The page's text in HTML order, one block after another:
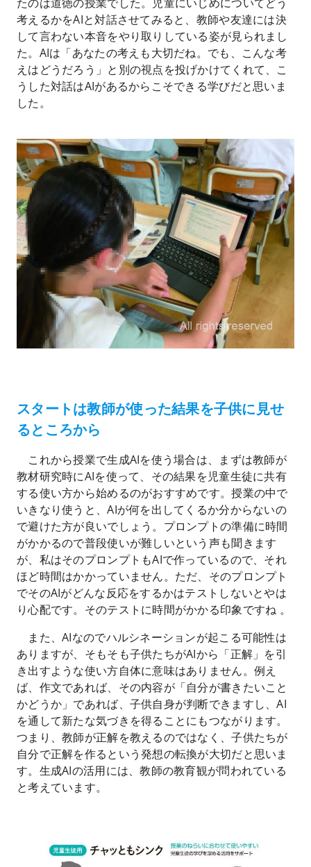
考えるかをAIと対話させてみると、教師や友達には決
して言わない本音をやり取りしている姿が見られまし
た。AIは「あなたの考えも大切だね。でも、こんな考
えはどうだろう」と別の視点を投げかけてくれて、こ
うした対話はAIがあるからこそできる学びだと思いま
した。
スタートは教師が使った結果を子供に見せ
るところから
これから授業で生成AIを使う場合は、まずは教師が
教材研究時にAIを使って、その結果を児童生徒に共有
する使い方から始めるのがおすすめです。授業の中で
いきなり使うと、AIが何を出してくるか分からないの
で避けた方が良いでしょう。プロンプトの準備に時間
がかかるので普段使いが難しいという声も聞きます
が、私はそのプロンプトもAIで作っているので、それ
ほど時間はかかっていません。ただ、そのプロンプト
でそのAIがどんな反応をするかはテストしないとやは
り心配です。そのテストに時間がかかる印象ですね 。
また、AIなのでハルシネーションが起こる可能性は
ありますが、そもそも子供たちがAIから「正解」を引
き出すような使い方自体に意味はありません。例え
ば、作文であれば、その内容が「自分が書きたいこと
かどうか」であれば、子供自身が判断できますし、AI
を通して新たな気づきを得ることにもつながります。
つまり、教師が正解を教えるのではなく、子供たちが
自分で正解を作るという発想の転換が大切だと思いま
す。生成AIの活用には、教師の教育観が問われている
と考えています。